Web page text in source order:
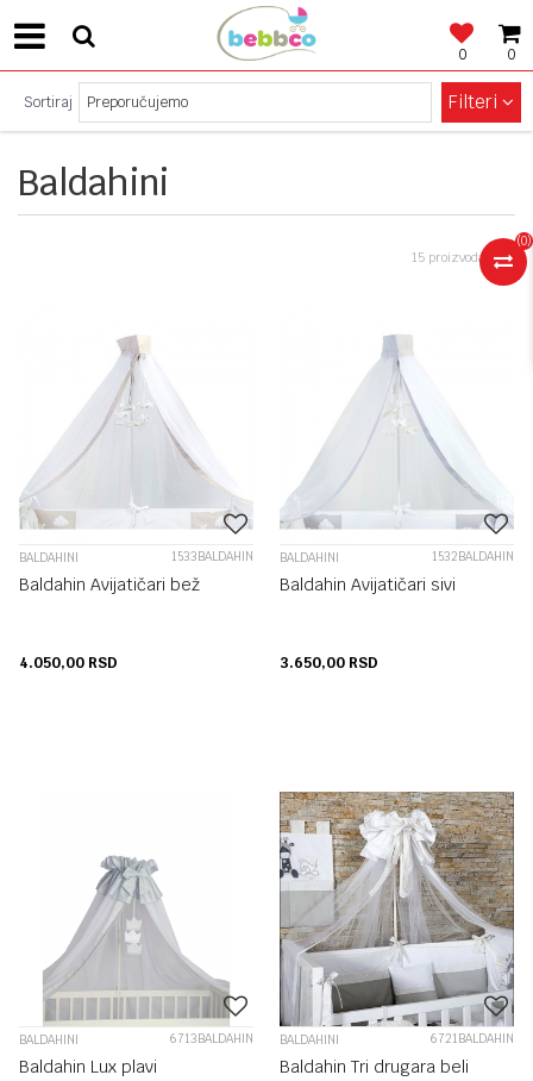
0
0
SIGURNO PLAĆANJE!
(0)
Baldahini
Sortiraj Filteri
15 proizvoda
BALDAHINI 1533BALDAHIN
Baldahin Avijatičari bež
4.050,00 RSD
BALDAHINI 1532BALDAHIN
Baldahin Avijatičari sivi
3.650,00 RSD
BALDAHINI 6713BALDAHIN
Baldahin Lux plavi
BALDAHINI 6721BALDAHIN
Baldahin Tri drugara beli